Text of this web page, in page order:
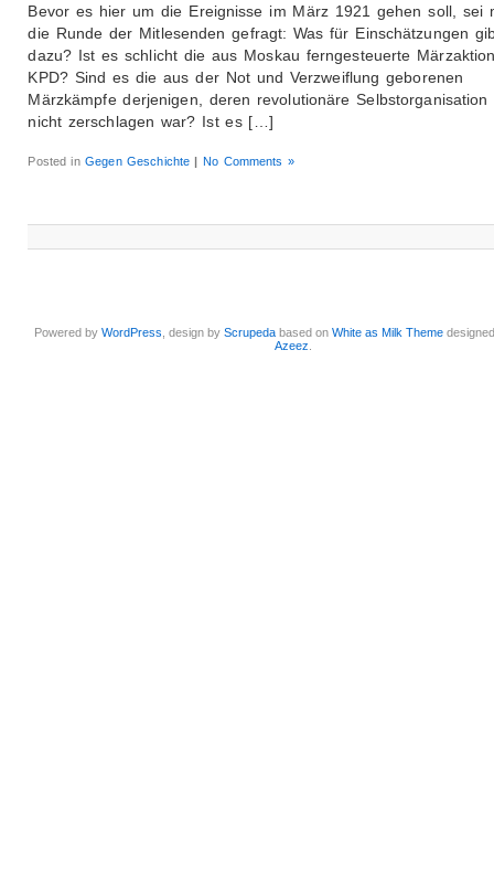
Bevor es hier um die Ereignisse im März 1921 gehen soll, sei
die Runde der Mitlesenden gefragt: Was für Einschätzungen
dazu? Ist es schlicht die aus Moskau ferngesteuerte
KPD? Sind es die aus der Not und Verzweiflung geborenen
Märzkämpfe derjenigen, deren revolutionäre Selbstorganisation
nicht zerschlagen war? Ist es […]
Posted inGegen Geschichte | No Comments »
Powered byWordPress , design byScrupeda based onWhite as Milk Theme
Azeez